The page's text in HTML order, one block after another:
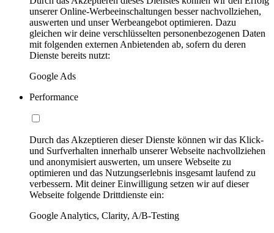
unserer Online-Werbeeinschaltungen besser nachvollziehen,
auswerten und unser Werbeangebot optimieren. Dazu
gleichen wir deine verschlüsselten personenbezogenen Daten
mit folgenden externen Anbietenden ab, sofern du deren
Dienste bereits nutzt:
Google Ads
Performance
Durch das Akzeptieren dieser Dienste können wir das Klick-
und Surfverhalten innerhalb unserer Webseite nachvollziehen
und anonymisiert auswerten, um unsere Webseite zu
optimieren und das Nutzungserlebnis insgesamt laufend zu
verbessern. Mit deiner Einwilligung setzen wir auf dieser
Webseite folgende Drittdienste ein:
Google Analytics, Clarity, A/B-Testing